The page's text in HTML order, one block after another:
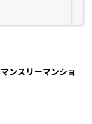
ンスリーマンショ